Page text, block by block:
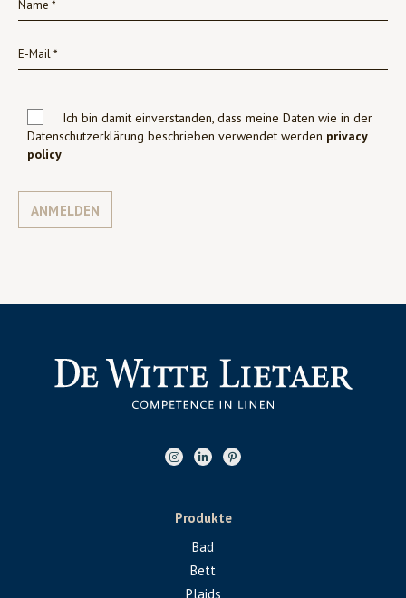
Ich bin damit einverstanden, dass meine Daten wie in der
Datenschutzerklärung beschrieben verwendet werden privacy
policy
ANMELDEN
Produkte
Bad
Bett
Plaids